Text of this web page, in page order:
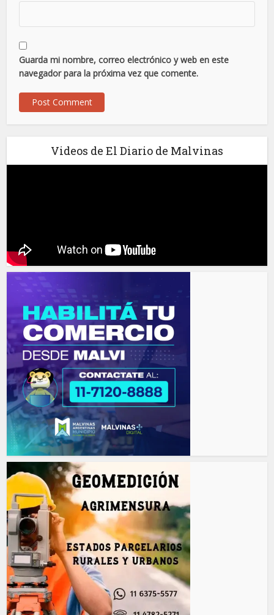
Guarda mi nombre, correo electrónico y web en este
navegador para la próxima vez que comente.
Videos de El Diario de Malvinas